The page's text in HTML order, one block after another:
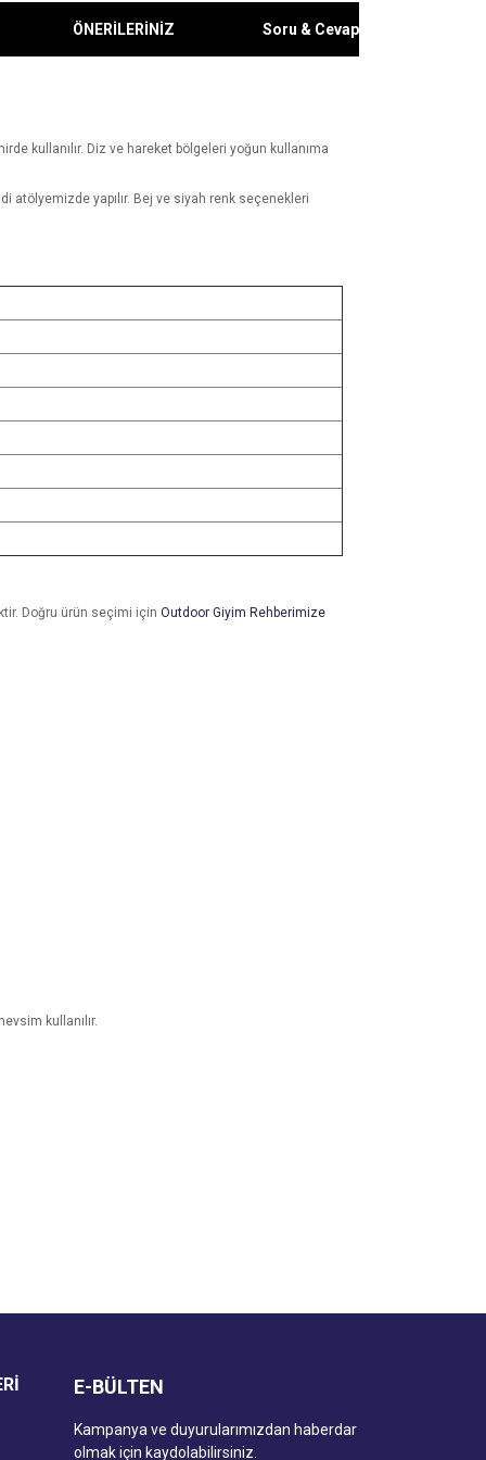
ÖNERİLERİNİZ Soru & Cevap
kullanılır. Diz ve hareket bölgeleri yoğun kullanıma
atölyemizde yapılır. Bej ve siyah renk seçenekleri
Doğru ürün seçimi için Outdoor Giyim Rehberimize
kullanılır.
E-BÜLTEN
Kampanya ve duyurularımızdan haberdar
olmak için kaydolabilirsiniz.